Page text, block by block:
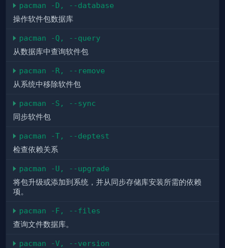
pacman -D, --database
操作软件包数据库
pacman -Q, --query
从数据库中查询软件包
pacman -R, --remove
从系统中移除软件包
pacman -S, --sync
同步软件包
pacman -T, --deptest
检查依赖关系
pacman -U, --upgrade
将包升级或添加到系统，并从同步存储库安装所需的依赖
项。
pacman -F, --files
查询文件数据库。
pacman -V, --version